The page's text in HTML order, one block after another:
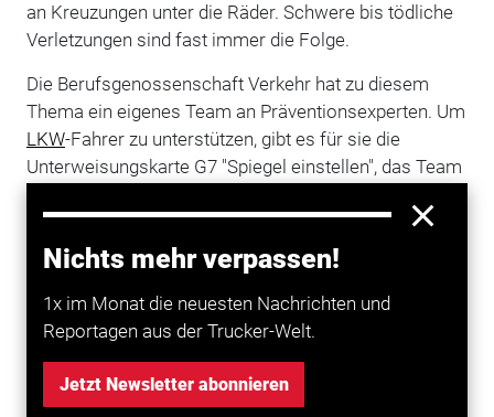
Nichts mehr verpassen!
1x im Monat die neuesten Nachrichten und
Reportagen aus der Trucker-Welt.
Jetzt Newsletter abonnieren
an Kreuzungen unter die Räder. Schwere bis tödliche
Verletzungen sind fast immer die Folge.
Die Berufsgenossenschaft Verkehr hat zu diesem
Thema ein eigenes Team an Präventionsexperten. Um
LKW-Fahrer zu unterstützen, gibt es für sie die
Unterweisungskarte G7 "Spiegel einstellen", das Team
zusammengefasst. Erhältlich ist die Karte in BG-
Mitgliedsbetrieben über die zuständigen
Aufsichtspersonen oder als Download im BG-
Medienkatalog:hier
Aufsichtsperson - einen Aufkleber der BG Verkehr, der
am Fahrzeugheck angebracht werden kann. Er richtet